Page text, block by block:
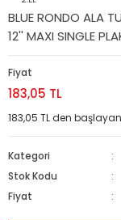
BLUE RONDO ALA
12'' MAXI SINGLE
Fiyat
183,05 TL
183,05 TL den
Kategori
Stok Kodu
Fiyat